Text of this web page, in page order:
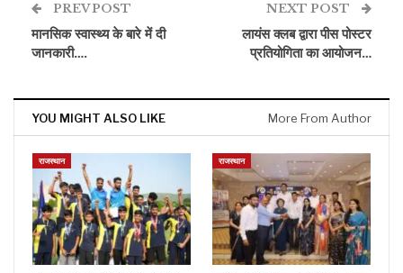
PREV POST
मानसिक स्वास्थ्य के बारे में दी
जानकारी….
NEXT POST
लायंस क्लब द्वारा पीस पोस्टर
प्रतियोगिता का आयोजन…
YOU MIGHT ALSO LIKE More From Author
राजस्थान राजस्थान